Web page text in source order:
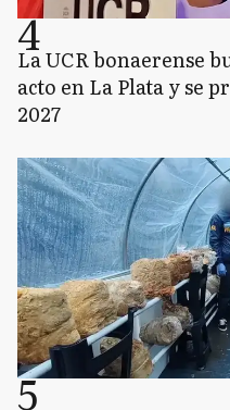
4
La UCR bonaerense
acto en La Plata y se
2027
5